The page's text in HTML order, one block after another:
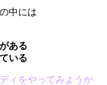
中には
ある
いる
ィをやってみようか